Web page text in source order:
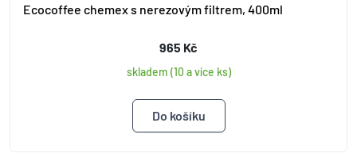
Ecocoffee chemex s nerezovým filtrem, 400ml
965 Kč
skladem (10 a více ks)